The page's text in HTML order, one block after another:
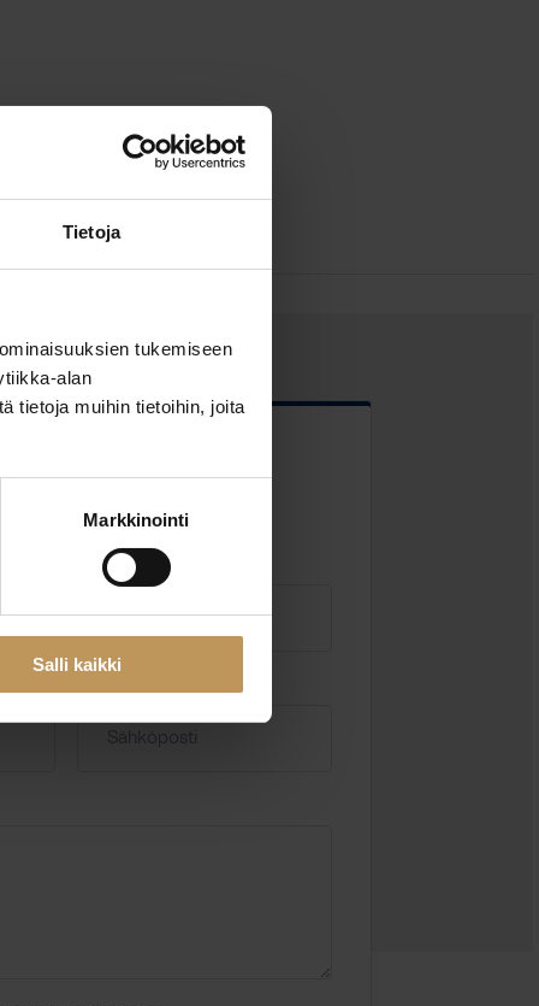
Tietoja
tukemiseen
alan
tietoja muihin tietoihin, joita
Markkinointi
Salli kaikki